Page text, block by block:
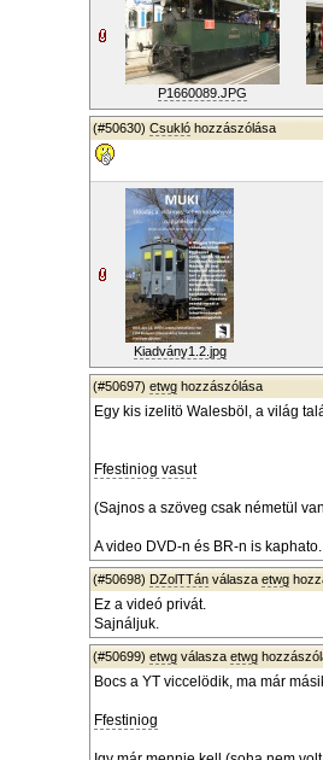
P1660089.JPG
(#50630) Csukló hozzászólása
Kiadvány1.2.jpg
(#50697) etwg hozzászólása
Egy kis izelitö Walesböl, a világ
Ffestiniog vasut
(Sajnos a szöveg csak németül
A video DVD-n és BR-n is kaphato.
(#50698) DZolTTán válasza etwg
Ez a videó privát.
Sajnáljuk.
(#50699) etwg válasza etwg
Bocs a YT viccelödik, ma már
Ffestiniog